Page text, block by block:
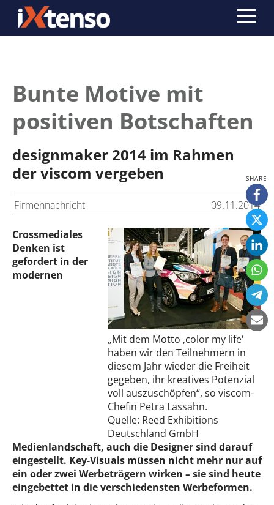
Bunte Motive mit
positiven Botschaften
designmaker 2014 im Rahmen
der viscom vergeben
Firmennachricht 09.11.2014
„Mit dem Motto ‚color my life‘
haben wir den Teilnehmern in
diesem Jahr wieder die Freiheit
gegeben, ihr kreatives Potenzial
voll auszuschöpfen“, so viscom-
Chefin Petra Lassahn.
Quelle: Reed Exhibitions
Deutschland GmbH
Crossmediales
Denken ist
gefordert in der
modernen
Medienlandschaft, auch die Designer sind darauf
eingestellt. Key-Visuals müssen nicht mehr nur auf
ein oder zwei Werbeträgern wirken – sie sind heute
eingebettet in die verschiedensten Werbeformen.